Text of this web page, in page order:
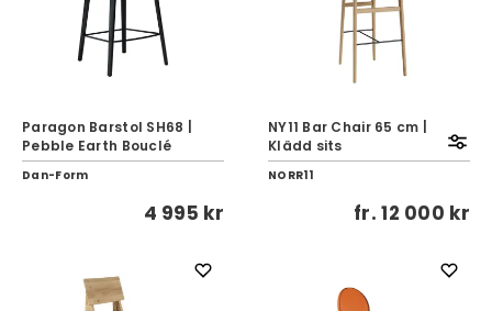
Paragon Barstol SH68 |
Pebble Earth Bouclé
Dan-Form
4 995 kr
NY11 Bar Chair 65 cm |
Klädd sits
NORR11
fr.12 000 kr